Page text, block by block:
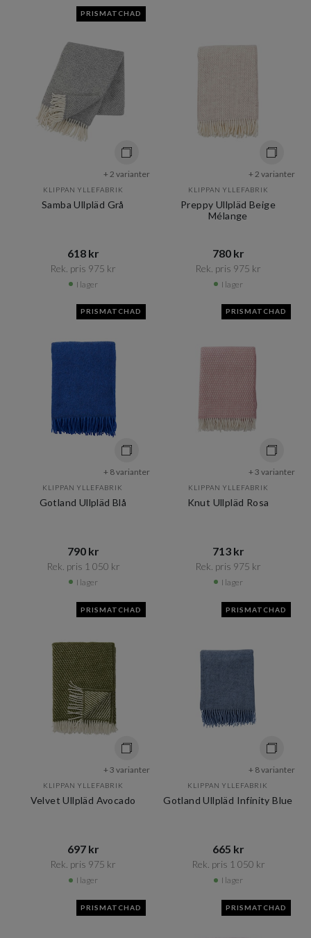
PRISMATCHAD
+ 2 varianter
KLIPPAN YLLEFABRIK
Samba Ullpläd Grå
618 kr​​
Rek. pris 975 kr​​
I lager
+ 2 varianter
KLIPPAN YLLEFABRIK
Preppy Ullpläd Beige
Mélange
780 kr​​
Rek. pris 975 kr​​
I lager
PRISMATCHAD
+ 8 varianter
KLIPPAN YLLEFABRIK
Gotland Ullpläd Blå
790 kr​​
Rek. pris 1 050 kr​​
I lager
PRISMATCHAD
+ 3 varianter
KLIPPAN YLLEFABRIK
Knut Ullpläd Rosa
713 kr​​
Rek. pris 975 kr​​
I lager
PRISMATCHAD
+ 3 varianter
KLIPPAN YLLEFABRIK
Velvet Ullpläd Avocado
697 kr​​
Rek. pris 975 kr​​
I lager
PRISMATCHAD
+ 8 varianter
KLIPPAN YLLEFABRIK
Gotland Ullpläd Infinity Blue
665 kr​​
Rek. pris 1 050 kr​​
I lager
PRISMATCHAD PRISMATCHAD